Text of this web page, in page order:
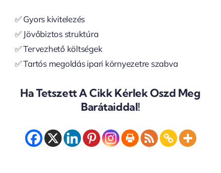
✅ Gyors kivitelezés
✅ Jövőbiztos struktúra
✅ Tervezhető költségek
✅ Tartós megoldás ipari környezetre szabva
Ha Tetszett A Cikk Kérlek Oszd Meg
Barátaiddal!